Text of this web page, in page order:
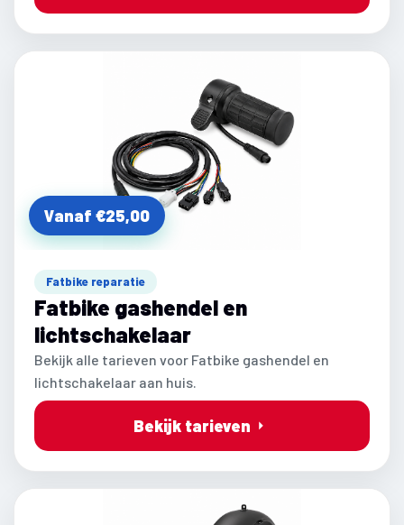
Vanaf €25,00
Fatbike reparatie
Fatbike gashendel en
lichtschakelaar
Bekijk alle tarieven voor Fatbike gashendel en
lichtschakelaar aan huis.
Bekijk tarieven